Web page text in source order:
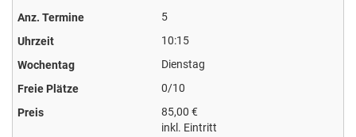
5
10:15
Dienstag
0/10
85,00 €
inkl. Eintritt